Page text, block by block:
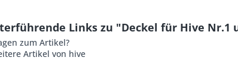
Links zu "Deckel für Hive Nr.1
zum Artikel?
Artikel von hive